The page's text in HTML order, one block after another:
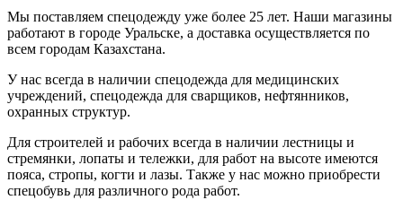
Мы поставляем спецодежду уже более 25 лет. Наши магазины
работают в городе Уральске, а доставка осуществляется по
всем городам Казахстана.
У нас всегда в наличии спецодежда для медицинских
учреждений, спецодежда для сварщиков, нефтянников,
охранных структур.
Для строителей и рабочих всегда в наличии лестницы и
стремянки, лопаты и тележки, для работ на высоте имеются
пояса, стропы, когти и лазы. Также у нас можно приобрести
спецобувь для различного рода работ.